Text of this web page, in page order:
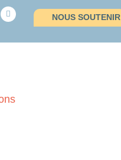
NOUS SOUTENIR